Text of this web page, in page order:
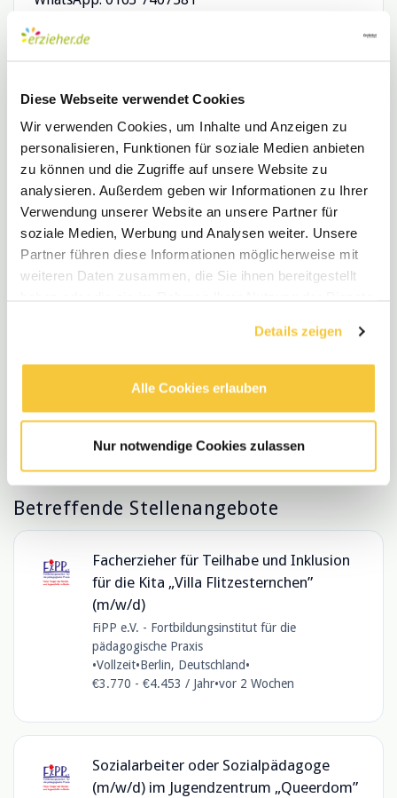
Diese Webseite verwendet Cookies
Wir verwenden Cookies, um Inhalte und Anzeigen zu
personalisieren, Funktionen für soziale Medien anbieten
zu können und die Zugriffe auf unsere Website zu
analysieren. Außerdem geben wir Informationen zu Ihrer
Verwendung unserer Website an unsere Partner für
soziale Medien, Werbung und Analysen weiter. Unsere
Partner führen diese Informationen möglicherweise mit
weiteren Daten zusammen, die Sie ihnen bereitgestellt
Details zeigen
Alle Cookies erlauben
Nur notwendige Cookies zulassen
E-Mail: Bewerbermanagement@feltenbummler.de
Dein feltenbummler-Team
Abteilung(en): Erzieher
feltenbummler GmbH
Share this job
Betreffende Stellenangebote
Facherzieher für Teilhabe und Inklusion
für die Kita „Villa Flitzesternchen”
(m/w/d)
FiPP e.V. - Fortbildungsinstitut für die
pädagogische Praxis
•Vollzeit•Berlin, Deutschland•
€3.770 - €4.453 / Jahr•vor 2 Wochen
Sozialarbeiter oder Sozialpädagoge
(m/w/d) im Jugendzentrum „Queerdom”